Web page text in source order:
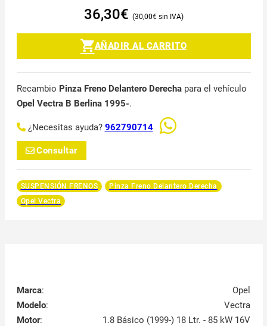
36,30€ 30,00€
AÑADIR AL CARRITO
Recambio Pinza Freno Delantero Derechapara el vehículo
Opel Vectra B Berlina 1995-.
¿Necesitas ayuda? 962790714
Consultar
SUSPENSIÓN FRENOS
Pinza Freno Delantero Derecha
Opel Vectra
Marca:
Opel
Modelo:
Vectra
Motor: 1.8 Básico (1999-) 18 Ltr. - 85 kW 16V